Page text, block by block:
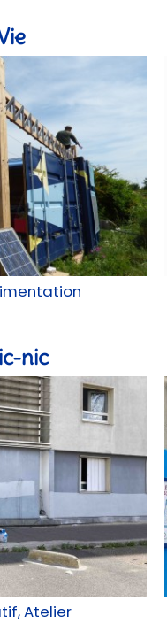
nic
Atelier